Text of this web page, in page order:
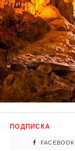
ПОДПИСКА
FACEBOOK